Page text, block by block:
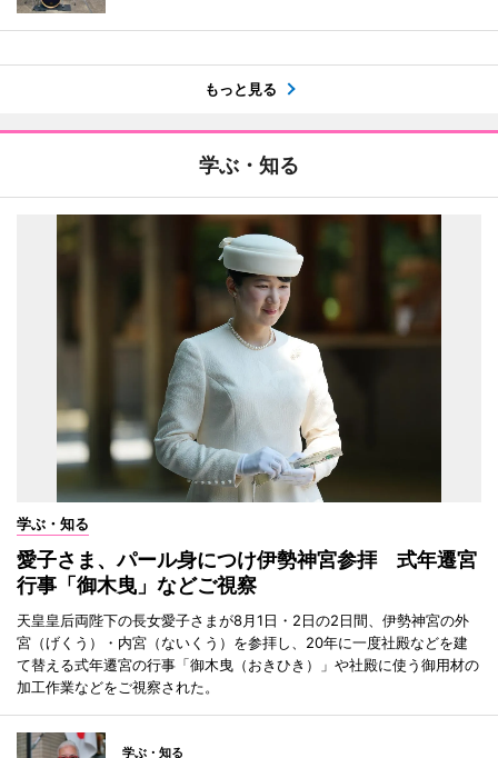
もっと見る
学ぶ・知る
学ぶ・知る
愛子さま、パール身につけ伊勢神宮参拝 式年遷宮
行事「御木曳」などご視察
天皇皇后両陛下の長女愛子さまが8月1日・2日の2日間、伊勢神宮の外
宮（げくう）・内宮（ないくう）を参拝し、20年に一度社殿などを建
て替える式年遷宮の行事「御木曳（おきひき）」や社殿に使う御用材の
加工作業などをご視察された。
学ぶ・知る